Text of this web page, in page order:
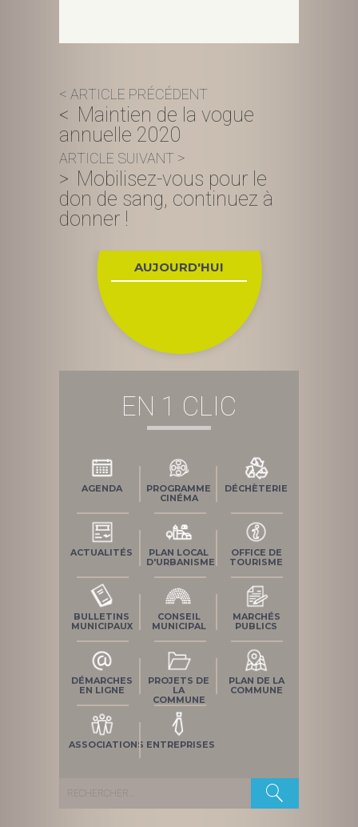
Navigation
de
l’article
Maintien de la vogue
annuelle 2020
Mobilisez-vous pour le
don de sang, continuez à
donner !
AUJOURD'HUI
EN 1 CLIC
AGENDA
PROGRAMME
CINÉMA
DÉCHÈTERIE
ACTUALITÉS
PLAN LOCAL
D'URBANISME
OFFICE DE
TOURISME
BULLETINS
MUNICIPAUX
CONSEIL
MUNICIPAL
MARCHÉS
PUBLICS
DÉMARCHES
EN LIGNE
PROJETS DE
LA
COMMUNE
PLAN DE LA
COMMUNE
ASSOCIATIONS ENTREPRISES
Rechercher :